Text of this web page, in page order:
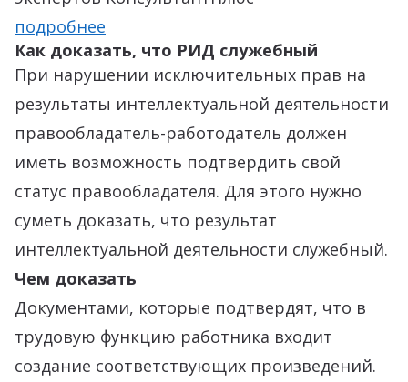
подробнее
Как доказать, что РИД служебный
При нарушении исключительных прав на
результаты интеллектуальной деятельности
правообладатель-работодатель должен
иметь возможность подтвердить свой
статус правообладателя. Для этого нужно
суметь доказать, что результат
интеллектуальной деятельности служебный.
Чем доказать
Документами, которые подтвердят, что в
трудовую функцию работника входит
создание соответствующих произведений.